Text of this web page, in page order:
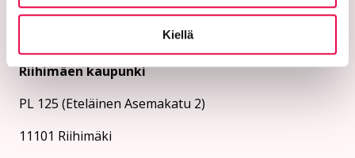
Kiellä
Riihimäen kaupunki
PL 125 (Eteläinen Asemakatu 2)
11101 Riihimäki